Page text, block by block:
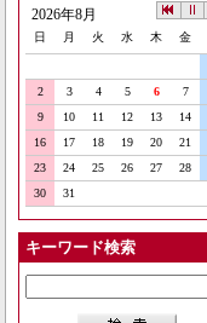
2026年8月
日 月 火 水 木 金
2
3 4 5 6 7
9
10 11 12 13 14
16
17 18 19 20 21
23
24 25 26 27 28
30
31
キーワード検索